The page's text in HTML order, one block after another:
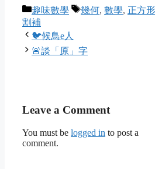
Categories
趣味數學 Tags
幾何, 數學, 正方形
割補
🐦候鳥e人
🚨談「原」字
Leave a Comment
You must be logged in to post a
comment.